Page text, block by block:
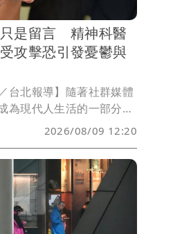
是留言 精神科醫
攻擊恐引發憂鬱與
台北報導】隨著社群媒體
為現代人生活的一部分，
問題日益嚴重。精神科醫
許多人以為惡意留言只是
對當事人來說，可能造成
，甚至留下難以抹滅的心
內外都曾發生因網路霸凌
題的案例，顯示網路暴力
界的衝突，而是真實存在
2026/08/09 12:20